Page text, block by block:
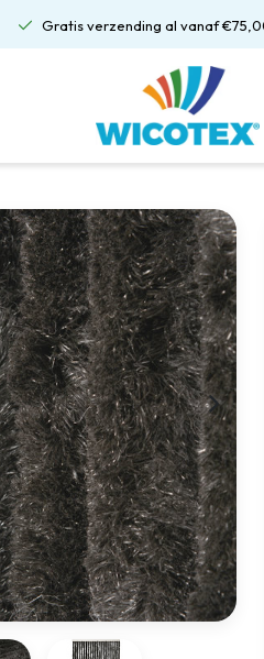
Gratis verzending al vanaf